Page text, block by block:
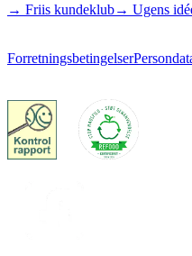
→ Friis kundeklub→ Ugens
Forretningsbetingelser